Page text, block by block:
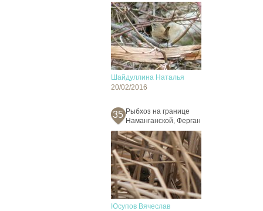
Шайдуллина Наталья
20/02/2016
35 Рыбхоз на границе
Наманганской, Ферган
Юсупов Вячеслав